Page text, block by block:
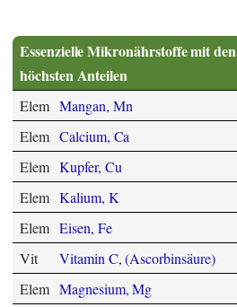
Essenzielle Mikronährstoffe mit den
höchsten Anteilen
Elem Mangan, Mn
Elem Calcium, Ca
Elem Kupfer, Cu
Elem Kalium, K
Elem Eisen, Fe
Vit
Vitamin C, (Ascorbinsäure)
Elem Magnesium, Mg